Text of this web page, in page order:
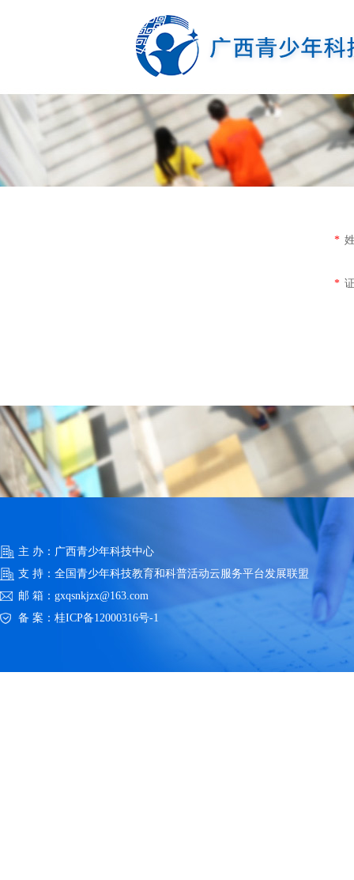
*
*
主 办：广西青少年科技中心
支 持：全国青少年科技教育和科普活动云服务平台发展联盟
邮 箱：gxqsnkjzx@163.com
备 案： 桂ICP备12000316号-1